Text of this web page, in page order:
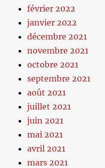
février 2022
janvier 2022
décembre 2021
novembre 2021
octobre 2021
septembre 2021
août 2021
juillet 2021
juin 2021
mai 2021
avril 2021
mars 2021